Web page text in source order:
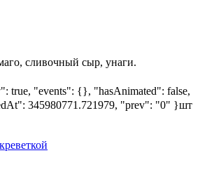
сливочный сыр, унаги.
true, "events": {}, "hasAnimated": false,
345980771.721979, "prev": "0" }шт